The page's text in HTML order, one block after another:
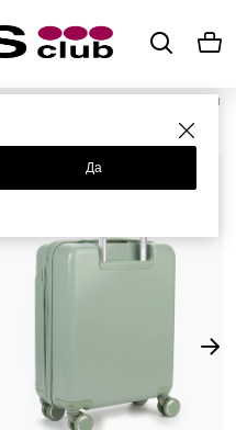
Да
Женские сумки и